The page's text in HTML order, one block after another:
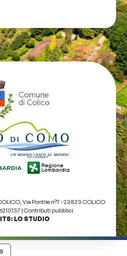
Via Pontile nº7 - 23823 COLICO
| Contributi pubblici
LO STUDIO